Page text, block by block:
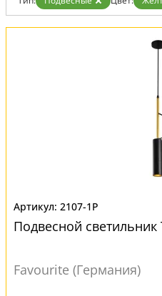
Вид:
Светильники
2107-1P
Подвесной светильник
Favourite (Германия)